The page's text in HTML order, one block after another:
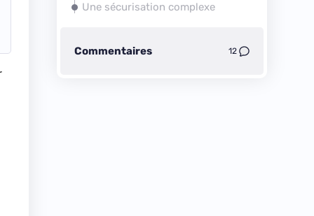
Une sécurisation complexe
Commentaires 12